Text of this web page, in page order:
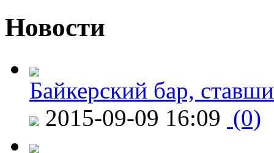
Новости
Байкерский бар,
2015-09-09 16:09 (0)